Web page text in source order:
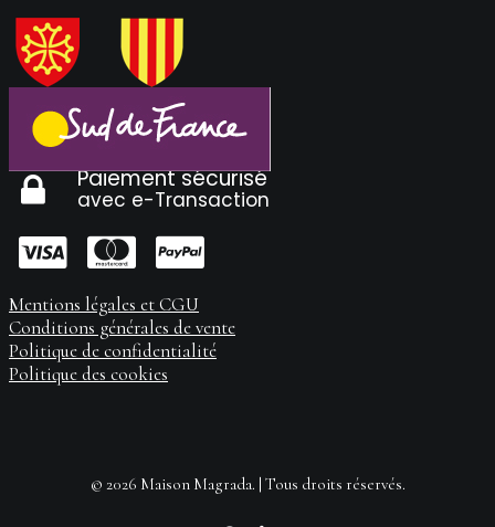
Paiement sécurisé
avec e-Transaction
Mentions légales et CGU
Conditions générales de vente
Politique de confidentialité
Politique des cookies
© 2026 Maison Magrada. | Tous droits réservés.